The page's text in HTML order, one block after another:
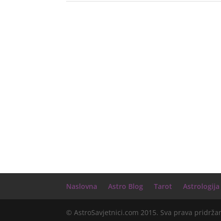
Naslovna Astro Blog Tarot Astrologija
© AstroSavjetnici.com 2015. Sva prava